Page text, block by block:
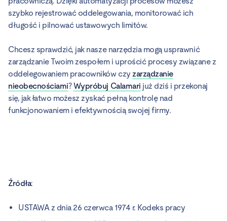
szybko rejestrować oddelegowania, monitorować ich
długość i pilnować ustawowych limitów.
Chcesz sprawdzić, jak nasze narzędzia mogą usprawnić
zarządzanie Twoim zespołem i uprościć procesy związane z
oddelegowaniem pracowników czyzarządzanie
nieobecnościami?Wypróbuj Calamari już dziś i przekonaj
się, jak łatwo możesz zyskać pełną kontrolę nad
funkcjonowaniem i efektywnością swojej firmy.
Źródła:
USTAWA z dnia 26 czerwca 1974 r. Kodeks pracy